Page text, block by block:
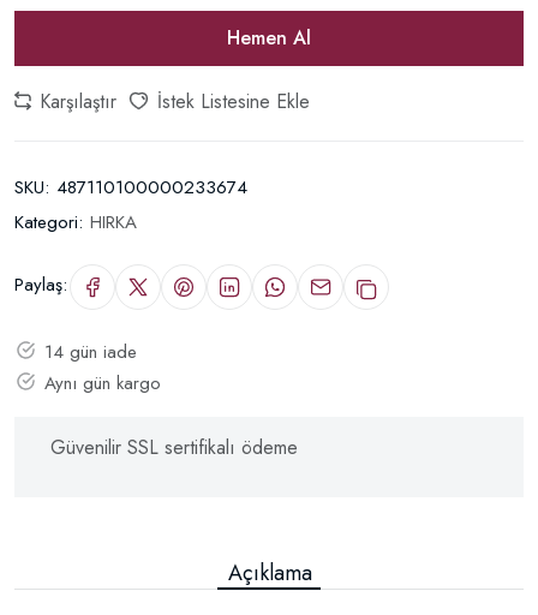
Hemen Al
Karşılaştır İstek Listesine Ekle
SKU: 487110100000233674
Kategori: HIRKA
Paylaş:
14 gün iade
Aynı gün kargo
Güvenilir SSL sertifikalı ödeme
Açıklama